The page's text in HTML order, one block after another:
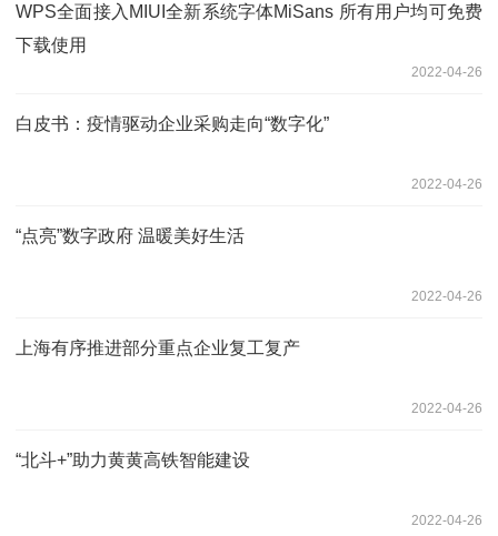
WPS全面接入MIUI全新系统字体MiSans 所有用户均可免费
下载使用
2022-04-26
白皮书：疫情驱动企业采购走向“数字化”
2022-04-26
“点亮”数字政府 温暖美好生活
2022-04-26
上海有序推进部分重点企业复工复产
2022-04-26
“北斗+”助力黄黄高铁智能建设
2022-04-26